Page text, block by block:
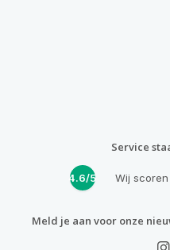
Service
4.6/5 Wij
Meld je aan voor onze